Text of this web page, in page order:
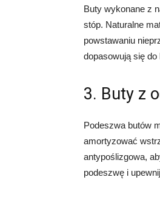
Buty wykonane z
stóp. Naturalne
powstawaniu
dopasowują się do
3. Buty z
Podeszwa butów
amortyzować
antypoślizgowa,
podeszwę i